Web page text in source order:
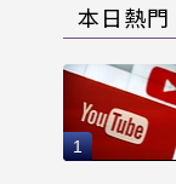
本日熱門